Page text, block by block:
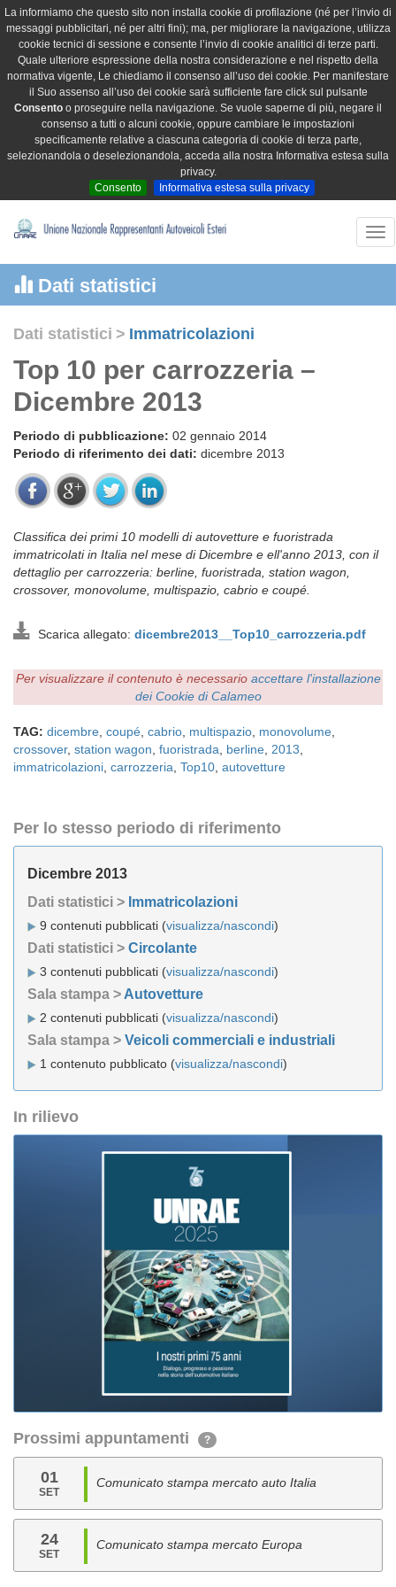
La informiamo che questo sito non installa cookie di profilazione (né per l’invio di
messaggi pubblicitari, né per altri fini); ma, per migliorare la navigazione, utilizza
cookie tecnici di sessione e consente l’invio di cookie analitici di terze parti.
Quale ulteriore espressione della nostra considerazione e nel rispetto della
normativa vigente, Le chiediamo il consenso all’uso dei cookie. Per manifestare
il Suo assenso all’uso dei cookie sarà sufficiente fare click sul pulsante
Consento o proseguire nella navigazione. Se vuole saperne di più, negare il
consenso a tutti o alcuni cookie, oppure cambiare le impostazioni
specificamente relative a ciascuna categoria di cookie di terza parte,
selezionandola o deselezionandola, acceda alla nostra Informativa estesa sulla
privacy.
Consento
Informativa estesa sulla privacy
Dati statistici
Dati statistici > Immatricolazioni
Top 10 per carrozzeria –
Dicembre 2013
Periodo di pubblicazione: 02 gennaio 2014
Periodo di riferimento dei dati: dicembre 2013
Classifica dei primi 10 modelli di autovetture e fuoristrada
immatricolati in Italia nel mese di Dicembre e ell'anno 2013, con il
dettaglio per carrozzeria: berline, fuoristrada, station wagon,
crossover, monovolume, multispazio, cabrio e coupé.
Scarica allegato: dicembre2013__Top10_carrozzeria.pdf
Per visualizzare il contenuto è necessario accettare l'installazione
dei Cookie di Calameo
TAG: dicembre coupé cabrio multispazio monovolume
crossover, station wagon fuoristrada berline 2013
immatricolazioni carrozzeria Top10 autovetture
Per lo stesso periodo di riferimento
Dicembre 2013
Dati statistici > Immatricolazioni
9 contenuti pubblicati (visualizza/nascondi)
Dati statistici > Circolante
3 contenuti pubblicati (visualizza/nascondi)
Sala stampa > Autovetture
2 contenuti pubblicati (visualizza/nascondi)
Sala stampa > Veicoli commerciali e industriali
1 contenuto pubblicato (visualizza/nascondi)
In rilievo
Prossimi appuntamenti ?
01
SET
Comunicato stampa mercato auto Italia
24
SET
Comunicato stampa mercato Europa